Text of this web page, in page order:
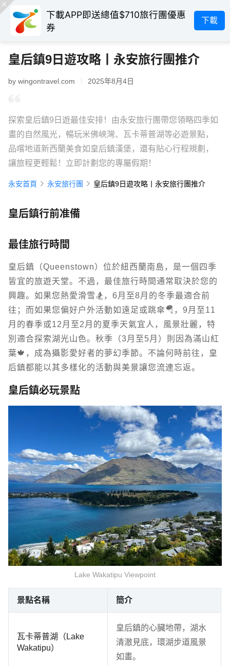
下載APP即送總值$710旅行團優惠
券
下載
皇后鎮9日遊攻略丨永安旅行團推介
by wingontravel.com 2025年8月4日
探索皇后鎮9日遊最佳安排！由永安旅行團帶您領略四季如
畫的自然風光，暢玩米佛峽灣、瓦卡蒂普湖等必遊景點，
品嚐地道新西蘭美食如皇后鎮漢堡，還有貼心行程規劃，
讓旅程更輕鬆！立即計劃您的專屬假期！
永安首頁 永安旅行團 皇后鎮9日遊攻略丨永安旅行團推介
皇后鎮行前准備
最佳旅行時間
皇后鎮（Queenstown）位於紐西蘭南島，是一個四季
皆宜的旅遊天堂。不過，最佳旅行時間通常取決於您的
興趣。如果您熱愛滑雪🏂，6月至8月的冬季最適合前
往；而如果您偏好戶外活動如遠足或跳傘🪂，9月至11
月的春季或12月至2月的夏季天氣宜人，風景壯麗，特
別適合探索湖光山色。秋季（3月至5月）則因為滿山紅
葉🍁，成為攝影愛好者的夢幻季節。不論何時前往，皇
后鎮都能以其多樣化的活動與美景讓您流連忘返。
皇后鎮必玩景點
Lake Wakatipu Viewpoint
景點名稱 簡介
瓦卡蒂普湖（Lake
Wakatipu）
皇后鎮的心臟地帶，湖水
清澈見底，環湖步道風景
如畫。